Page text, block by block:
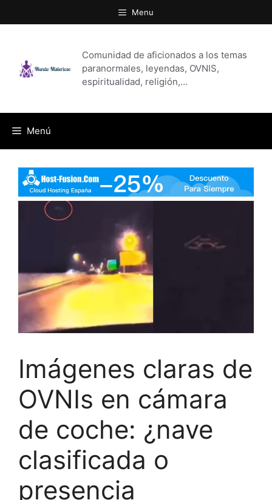
al
Menu
Comunidad de aficionados a los temas
paranormales, leyendas, OVNIS,
espiritualidad, religión,…
Menú
Imágenes claras de
OVNIs en cámara
de coche: ¿nave
clasificada o
presencia